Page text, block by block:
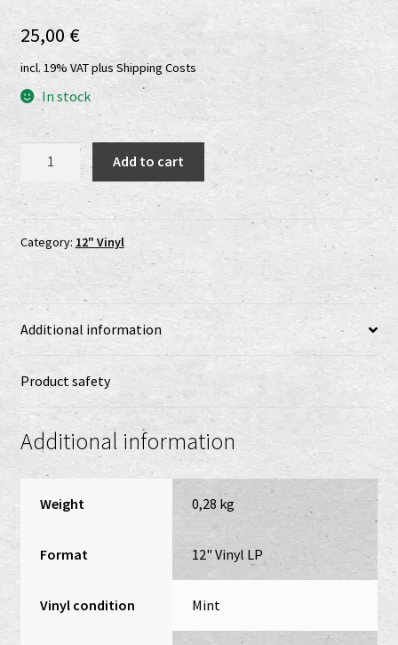
shop2
Versandkosten
Vertrag widerrufen
Widerrufsbelehrung
www.urtodrecords.de
Zahlungsarten
25,00 €
incl. 19% VATplusShipping Costs
In stock
Mutterseelenallein
Und
Aus
col.
LP
quantity
Add to cart
Category: 12" Vinyl
Additional information
Product safety
Additional information
Weight 0,28 kg
Format 12" Vinyl LP
Vinyl condition Mint